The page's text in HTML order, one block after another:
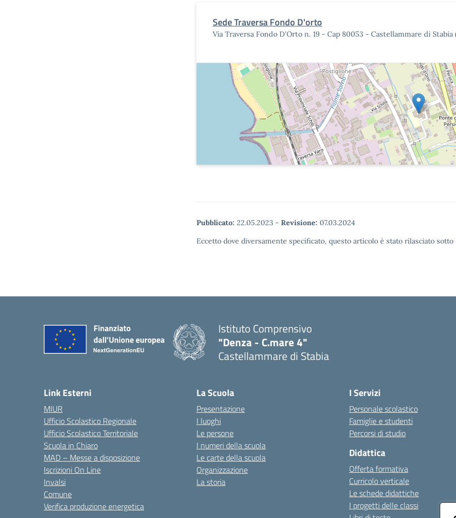
Sede Traversa Fondo D'orto
Via Traversa Fondo D'Orto n. 19 - Cap 80053 - Castellammare di Stabia
Pubblicato: 22.05.2023 - Revisione: 07.03.2024
Eccetto dove diversamente specificato, questo articolo è stato rilasciato
Istituto Comprensivo
"Denza - C.mare 4"
Castellammare di Stabia
Link Esterni
MIUR
Ufficio Scolastico Regionale
Ufficio Scolastico Territoriale
Scuola in Chiaro
MAD – Messe a disposizione
Iscrizioni On Line
Invalsi
Comune
Verifica produzione energetica
La Scuola
Presentazione
I luoghi
Le persone
I numeri della scuola
Le carte della scuola
Organizzazione
La storia
I Servizi
Personale scolastico
Famiglie e studenti
Percorsi di studio
Didattica
Offerta formativa
Curricolo verticale
Le schede didattiche
I progetti delle classi